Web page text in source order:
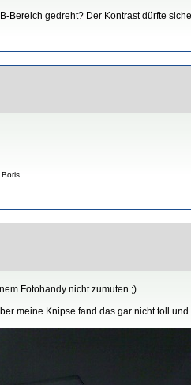
Bereich gedreht? Der Kontrast dürfte
Fotohandy nicht zumuten ;)
meine Knipse fand das gar nicht toll